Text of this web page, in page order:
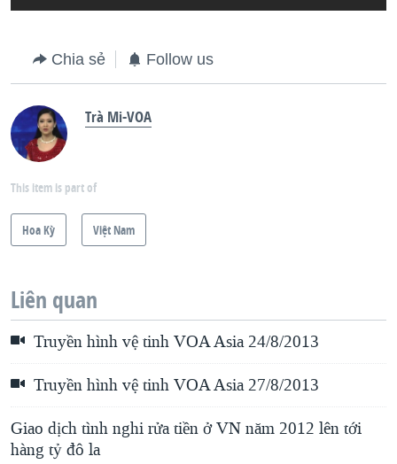
Chia sẻ Follow us
Trà Mi-VOA
This item is part of
Hoa Kỳ Việt Nam
Liên quan
Truyền hình vệ tinh VOA Asia 24/8/2013
Truyền hình vệ tinh VOA Asia 27/8/2013
Giao dịch tình nghi rửa tiền ở VN năm 2012 lên tới
hàng tỷ đô la